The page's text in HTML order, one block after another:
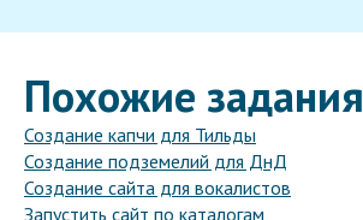
Похожие задания
Создание капчи для Тильды
Создание подземелий для ДнД
Создание сайта для вокалистов
Запустить сайт по каталогам